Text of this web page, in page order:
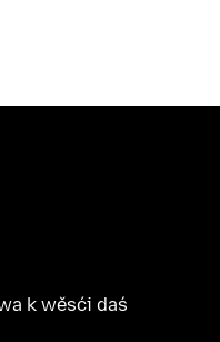
k wěsći daś